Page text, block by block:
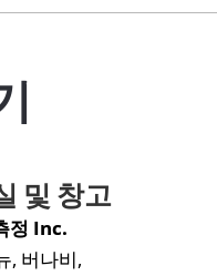
및 창고
정 Inc.
, 버나비,